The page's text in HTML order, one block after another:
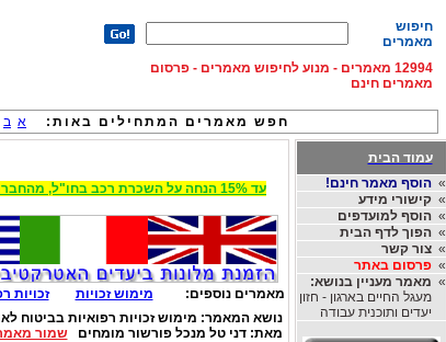
חיפוש
מאמרים
12994 מאמרים - מנוע לחיפוש מאמרים - פרסום
מאמרים חינם
חפש מאמרים המתחילים באות: א ב
עמוד הבית
»הוסף מאמר חינם!
»קישורי מידע
»הוסף למועדפים
»הפוך לדף הבית
»צור קשר
»פרסום באתר
» מאמר מעניין בנושא:
מעגל החיים בארגון - חזון
יעדים ותוכנית עבודה
עד 15% הנחה על השכרת רכב בחו"ל, מהחברות הגדולות בעולם, לחצו ל Rentingcar
מאמרים נוספים: מימוש זכויות זכויות
נושא המאמר: מימוש זכויות רפואיות בביטוח
מאת:דני טל מנכל פורשור מומחיםשמור